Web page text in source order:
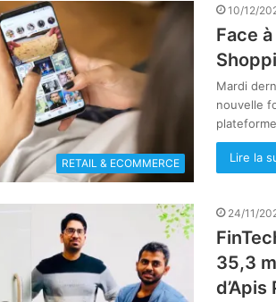
RETAIL & ECOMMERCE
10/12/
Face
Mardi
nouvelle
Lire la
24/11/
35,3